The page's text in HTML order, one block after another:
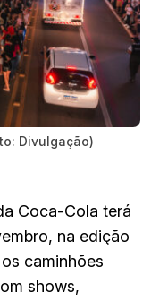
Divulgação)
Coca-Cola terá
na edição
caminhões
shows,